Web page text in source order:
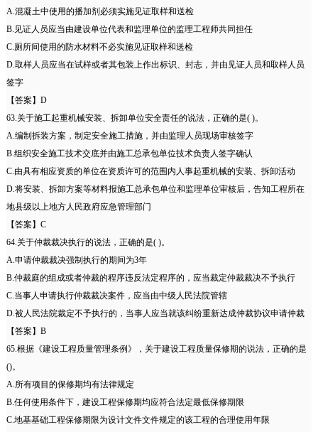
A.混凝土中使用的播加剂必须实施见证取样和送检
B.见证人员应当由建设单位代表和监理单位的监理工程师共同担任
C.厕所间使用的防水材料不必实施见证取样和送检
D.取样人员应当在试样或者其包装上作出标识、封志，并由见证人员和取样人员
签字
【答案】D
63.关于施工起重机械安装、拆卸单位安全责任的说法，正确的是( )。
A.编制拆装方案，制定安全施工措施，并由监理人员现场审核签字
B.组织安全施工技术交底并由施工总承包单位技术负责人签字确认
C.由具有相应资质的单位在资质许可的范围内人事起重机械的安装、拆卸活动
D.将安装、拆卸方案等材料报施工总承包单位和监理单位审核后，告知工程所在
地县级以上地方人民政府应急管理部门
【答案】C
64.关于仲裁裁决执行的说法，正确的是( )。
A.申请仲裁裁决强制执行的期间为3年
B.仲裁庭的组成或者仲裁的程序违反法定程序的，应当裁定仲裁裁决不予执行
C.当事人申请执行仲裁裁决案件，应当由中级人民法院管辖
D.被人民法院裁定不予执行的，当事人应当就该纠纷重新达成仲裁协议申请仲裁
【答案】B
65.根据《建设工程质量管理条例》，关于建设工程质量保修期的说法，正确的是
()。
A.所有项目的保修期均有法律规定
B.任何使用条件下，建设工程保修期均应符合法定最低保修期限
C.地基基础工程保修期限为设计文件文件规定的该工程的合理使用年限